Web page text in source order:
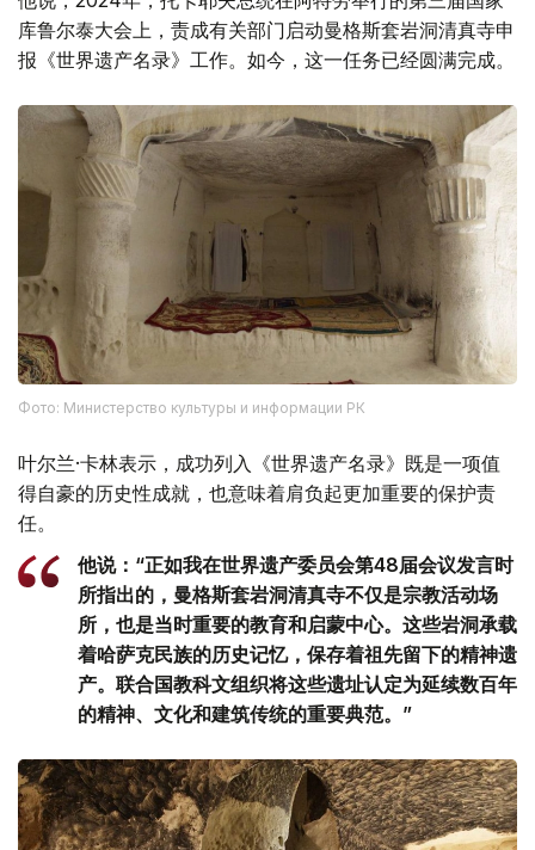
库鲁尔泰大会上，责成有关部门启动曼格斯套岩洞清真寺申
报《世界遗产名录》工作。如今，这一任务已经圆满完成。
Фото: Министерство культуры и информации РК
叶尔兰·卡林表示，成功列入《世界遗产名录》既是一项值
得自豪的历史性成就，也意味着肩负起更加重要的保护责
任。
他说：“正如我在世界遗产委员会第48届会议发言时
所指出的，曼格斯套岩洞清真寺不仅是宗教活动场
所，也是当时重要的教育和启蒙中心。这些岩洞承载
着哈萨克民族的历史记忆，保存着祖先留下的精神遗
产。联合国教科文组织将这些遗址认定为延续数百年
的精神、文化和建筑传统的重要典范。”